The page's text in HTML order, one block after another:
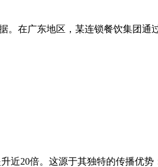
。在广东地区，某连锁餐饮集团
近20倍。这源于其独特的传播优势